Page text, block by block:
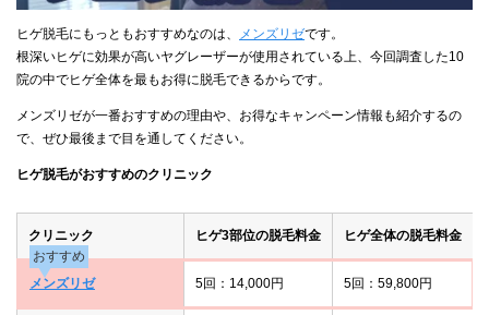
ヒゲ脱毛にもっともおすすめなのは、 メンズリゼです。
根深いヒゲに効果が高いヤグレーザーが使用されている上、今回調査した10
院の中でヒゲ全体を最もお得に脱毛できるからです。
メンズリゼが一番おすすめの理由や、お得なキャンペーン情報も紹介するの
で、ぜひ最後まで目を通してください。
ヒゲ脱毛がおすすめのクリニック
クリニック ヒゲ3部位の脱毛料金
ヒゲ全体の脱毛料金
おすすめ
メンズリゼ
5回：14,000円 5回：59,800円